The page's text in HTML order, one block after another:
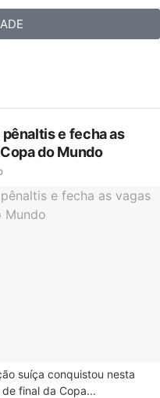
e fecha as
do Mundo
suíça conquistou nesta
final da Copa...